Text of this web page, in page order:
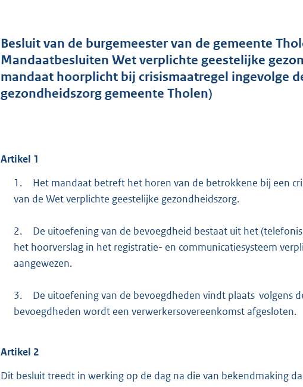
d
s
g
:
5
K
Besluit van de burgemeester van de gemeente
Mandaatbesluiten Wet verplichte geestelijke
mandaat hoorplicht bij crisismaatregel ingevolge
gezondheidszorg gemeente Tholen)
Artikel 1
1.
Het mandaat betreft het horen van de betrokkene bij een
van de Wet verplichte geestelijke gezondheidszorg.
2.
De uitoefening van de bevoegdheid bestaat uit het
het hoorverslag in het registratie- en communicatiesysteem
aangewezen.
3.
De uitoefening van de bevoegdheden vindt plaats volgens
bevoegdheden wordt een verwerkersovereenkomst afgesloten.
Artikel 2
Dit besluit treedt in werking op de dag na die van bekendmaking